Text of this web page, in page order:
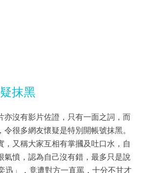
抹黑
亦沒有影片佐證，只有一面之詞，而
令很多網友懷疑是特別開帳號抹黑。
，又稱大家互相有掌摑及吐口水，自
氣憤，認為自己沒有錯，最多只是說
迅」，竟遭對方一直罵，十分不甘才